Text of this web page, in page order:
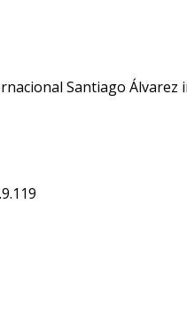
Santiago Álvarez